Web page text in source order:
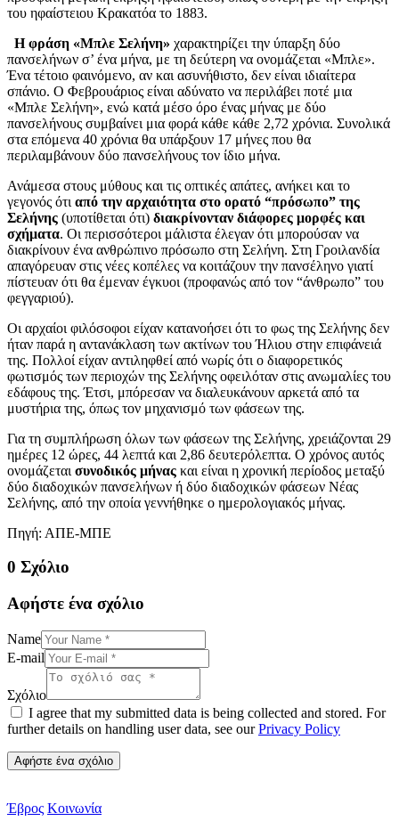
του ηφαίστειου Κρακατόα το 1883.
Η φράση «Μπλε Σελήνη» χαρακτηρίζει την ύπαρξη δύο
πανσελήνων σ’ ένα μήνα, με τη δεύτερη να ονομάζεται «Μπλε».
Ένα τέτοιο φαινόμενο, αν και ασυνήθιστο, δεν είναι ιδιαίτερα
σπάνιο. Ο Φεβρουάριος είναι αδύνατο να περιλάβει ποτέ μια
«Μπλε Σελήνη», ενώ κατά μέσο όρο ένας μήνας με δύο
πανσελήνους συμβαίνει μια φορά κάθε κάθε 2,72 χρόνια. Συνολικά
στα επόμενα 40 χρόνια θα υπάρξουν 17 μήνες που θα
περιλαμβάνουν δύο πανσελήνους τον ίδιο μήνα.
Ανάμεσα στους μύθους και τις οπτικές απάτες, ανήκει και το
γεγονός ότι από την αρχαιότητα στο ορατό “πρόσωπο” της
Σελήνης (υποτίθεται ότι) διακρίνονταν διάφορες μορφές και
σχήματα. Οι περισσότεροι μάλιστα έλεγαν ότι μπορούσαν να
διακρίνουν ένα ανθρώπινο πρόσωπο στη Σελήνη. Στη Γροιλανδία
απαγόρευαν στις νέες κοπέλες να κοιτάζουν την πανσέληνο γιατί
πίστευαν ότι θα έμεναν έγκυοι (προφανώς από τον “άνθρωπο” του
φεγγαριού).
Οι αρχαίοι φιλόσοφοι είχαν κατανοήσει ότι το φως της Σελήνης δεν
ήταν παρά η αντανάκλαση των ακτίνων του Ήλιου στην επιφάνειά
της. Πολλοί είχαν αντιληφθεί από νωρίς ότι ο διαφορετικός
φωτισμός των περιοχών της Σελήνης οφειλόταν στις ανωμαλίες του
εδάφους της. Έτσι, μπόρεσαν να διαλευκάνουν αρκετά από τα
μυστήρια της, όπως τον μηχανισμό των φάσεων της.
Για τη συμπλήρωση όλων των φάσεων της Σελήνης, χρειάζονται 29
ημέρες 12 ώρες, 44 λεπτά και 2,86 δευτερόλεπτα. Ο χρόνος αυτός
ονομάζεται συνοδικός μήνας και είναι η χρονική περίοδος μεταξύ
δύο διαδοχικών πανσελήνων ή δύο διαδοχικών φάσεων Νέας
Σελήνης, από την οποία γεννήθηκε ο ημερολογιακός μήνας.
Πηγή: ΑΠΕ-ΜΠΕ
0 Σχόλιο
Αφήστε ένα σχόλιο
Name
E-mail
Σχόλιο
I agree that my submitted data is being collected and stored. For
further details on handling user data, see ourPrivacy Policy
Έβρος Κοινωνία